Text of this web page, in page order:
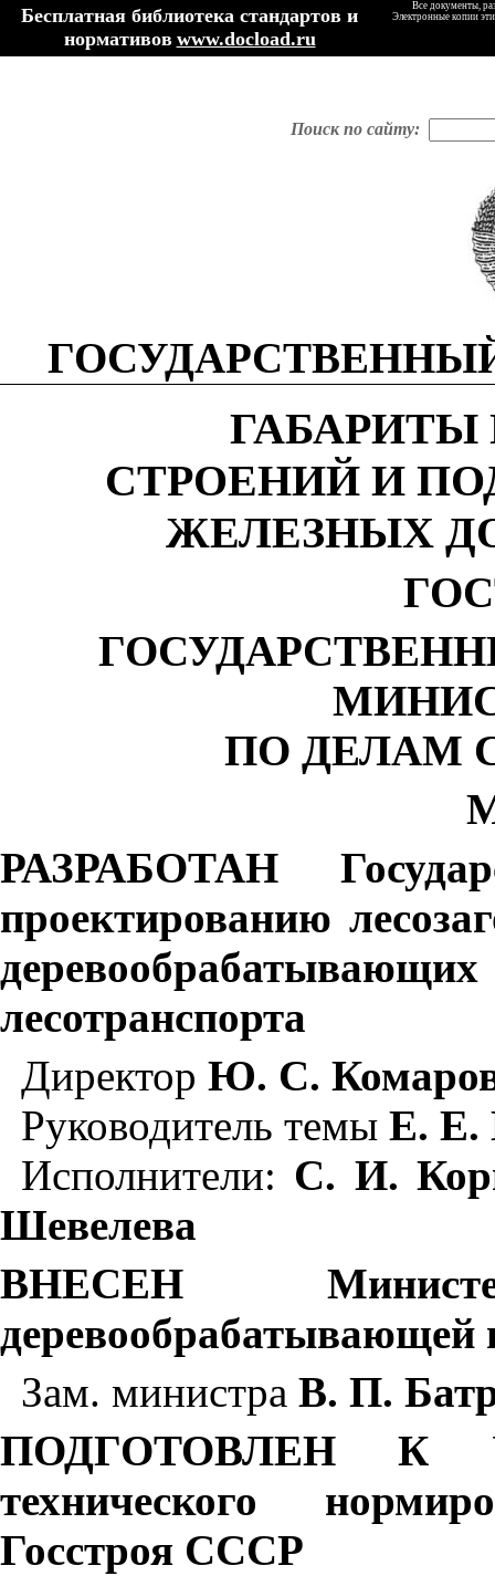
Бесплатная библиотека стандартов и
нормативов www.docload.ru
Все документы,
Электронные копии
Поиск по сайту:
СТРОЕНИЙ И
ЖЕЛЕЗНЫХ
ПО ДЕЛАМ
РАЗРАБОТАН
проектированию
лесотранспорта
Директор Ю. С.
Руководитель темы Е. Е.
Исполнители: С. И.
Шевелева
ВНЕСЕН
Зам. министра В. П.
ПОДГОТОВЛЕН К
технического
Госстроя СССР